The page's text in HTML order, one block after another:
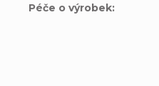
Péče o výrobek: